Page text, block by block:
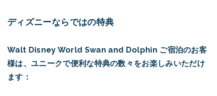
ディズニーならではの特典
Walt Disney World Swan and Dolphin ご宿泊のお客
様は、ユニークで便利な特典の数々をお楽しみいただけ
ます：